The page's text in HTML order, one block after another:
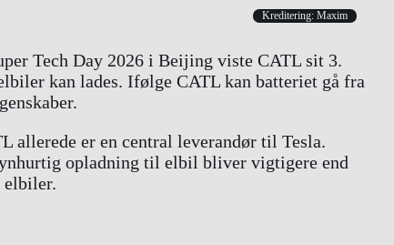
Kreditering: Maxim
Tech Day 2026 i Beijing viste CATL sit 3.
kan lades. Ifølge CATL kan batteriet gå fra
allerede er en central leverandør til Tesla.
opladning til elbil bliver vigtigere end
elbiler.